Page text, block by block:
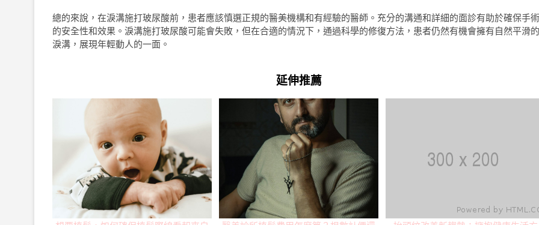
總的來說，在淚溝施打玻尿酸前，患者應該慎選正規的醫美機構和有經驗的醫師。充分的溝通和詳細的面診有助於確保手術
的安全性和效果。淚溝施打玻尿酸可能會失敗，但在合適的情況下，通過科學的修復方法，患者仍然有機會擁有自然平滑的
淚溝，展現年輕動人的一面。
延伸推薦